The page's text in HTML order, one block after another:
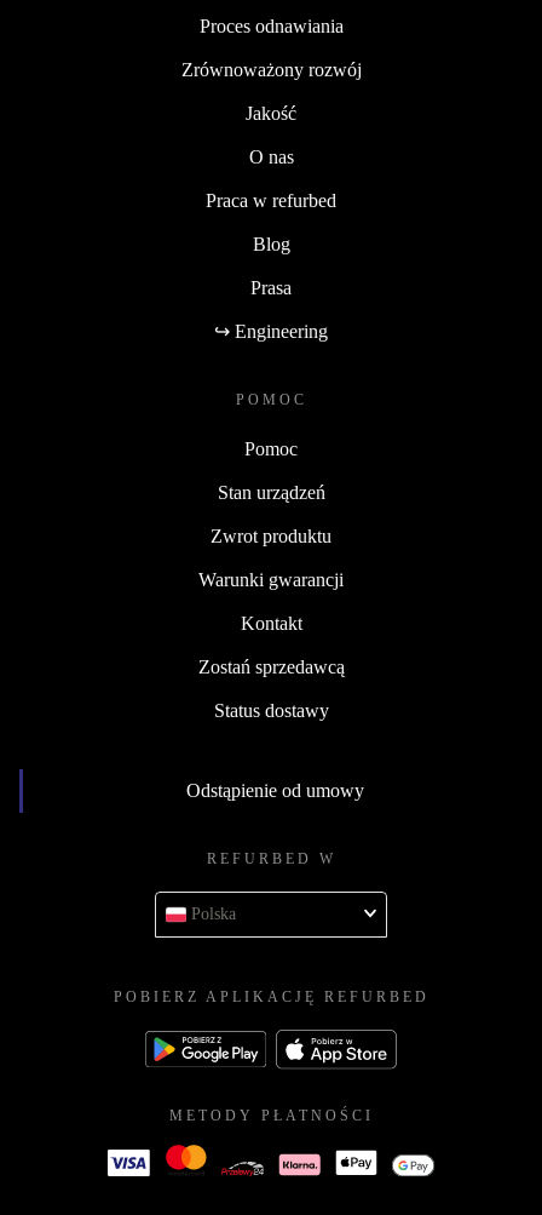
Proces odnawiania
Zrównoważony rozwój
Jakość
O nas
Praca w refurbed
Blog
Prasa
↪ Engineering
POMOC
Pomoc
Stan urządzeń
Zwrot produktu
Warunki gwarancji
Kontakt
Zostań sprzedawcą
Status dostawy
Odstąpienie od umowy
REFURBED W
Polska
POBIERZ APLIKACJĘ REFURBED
METODY PŁATNOŚCI